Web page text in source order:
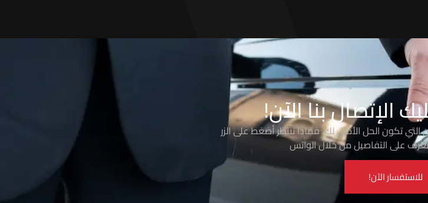
الإتصال بنا الآن!
تكون الحل الأمثل لك، فماذا تنتظر أضغط على الزر
على التفاصيل من خلال الواتس
للاستفسار الآن!